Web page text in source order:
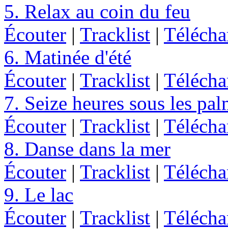
5. Relax au coin du feu
Écouter | Tracklist |
6. Matinée d'été
Écouter | Tracklist |
7. Seize heures sous les
Écouter | Tracklist |
8. Danse dans la mer
Écouter | Tracklist |
9. Le lac
Écouter | Tracklist |